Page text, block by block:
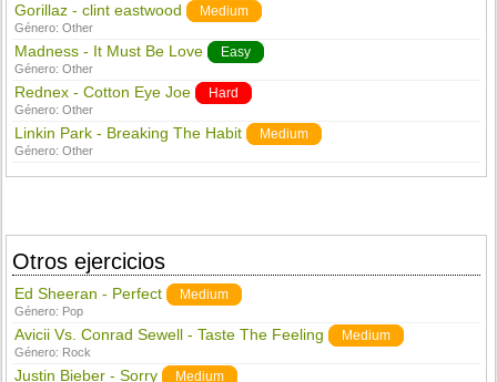
Gorillaz - clint eastwood Medium
Género:Other
Madness - It Must Be Love Easy
Género:Other
Rednex - Cotton Eye Joe Hard
Género:Other
Linkin Park - Breaking The Habit Medium
Género:Other
Otros ejercicios
Ed Sheeran - Perfect Medium
Género: Pop
Avicii Vs. Conrad Sewell - Taste The Feeling Medium
Género: Rock
Justin Bieber - Sorry Medium